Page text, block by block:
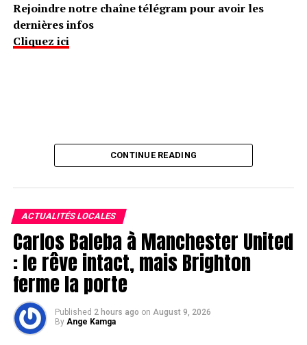
Rejoindre notre chaîne télégram pour avoir les
dernières infos
Cliquez ici
CONTINUE READING
ACTUALITÉS LOCALES
Carlos Baleba à Manchester United
: le rêve intact, mais Brighton
ferme la porte
Published 2 hours ago on August 9, 2026
By Ange Kamga